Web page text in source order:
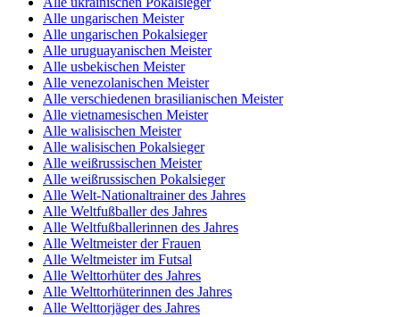
Alle ungarischen Meister
Alle ungarischen Pokalsieger
Alle uruguayanischen Meister
Alle usbekischen Meister
Alle venezolanischen Meister
Alle verschiedenen brasilianischen Meister
Alle vietnamesischen Meister
Alle walisischen Meister
Alle walisischen Pokalsieger
Alle weißrussischen Meister
Alle weißrussischen Pokalsieger
Alle Welt-Nationaltrainer des Jahres
Alle Weltfußballer des Jahres
Alle Weltfußballerinnen des Jahres
Alle Weltmeister der Frauen
Alle Weltmeister im Futsal
Alle Welttorhüter des Jahres
Alle Welttorhüterinnen des Jahres
Alle Welttorjäger des Jahres